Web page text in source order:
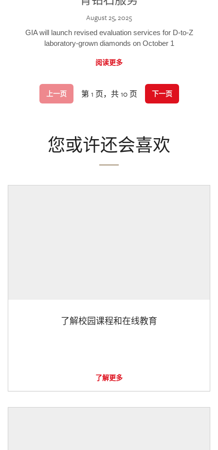
August 25, 2025
GIA will launch revised evaluation services for D-to-Z
laboratory-grown diamonds on October 1
阅读更多
上一页 第 1 页，共 10 页 下一页
您或许还会喜欢
了解校园课程和在线教育
了解更多